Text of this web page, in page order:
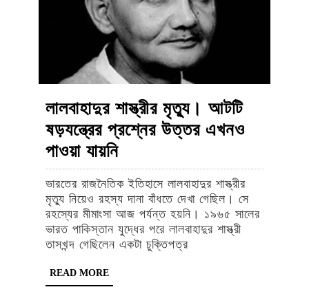
লালবাহাদুর শাস্ত্রীর মৃত্যু। আটটি
ষড়যন্ত্রের প্রশ্নের উত্তর এখনও
পাওয়া যায়নিলালবাহাদুর
শাস্ত্রীর
মৃত্যু।
আটটি
ষড়যন্ত্রের
প্রশ্নের
ভারতের রাজনৈতিক ইতিহাসে লালবাহাদুর শাস্ত্রীর
মৃত্যু নিয়েও রহস্য দানা বাঁধতে দেখা গেছিল। সে
রহস্যের মীমাংসা আজ পর্যন্ত হয়নি। ১৯৬৫ সালের
ভারত পাকিস্তান যুদ্ধের পরে লালবাহাদুর শাস্ত্রী
তাসখন্দ গেছিলেন একটা চুক্তিপত্র
READ MOREREAD
MORE